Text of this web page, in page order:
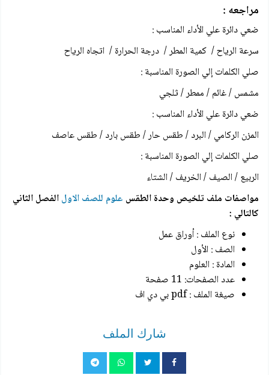
مراجعه :
ضعي دائرة علي الأداء المناسب :
سرعة الرياح / کمية المطر / درجة الحرارة / اتجاه الرياح
صلي الكلمات إلي الصورة المناسبة :
مشمس / غائم / ممطر / ثلجي
ضعي دائرة علي الأداء المناسب :
المزن الركامي / البرد / طقس حار / طقس بارد / طقس عاصف
صلي الكلمات إلي الصورة المناسبة :
الربيع / الصيف / الخريف / الشتاء
مواصفات ملف تلخيص وحدة الطقس علوم للصف الاولالفصل الثاني
كالتالي :
نوع الملف : أوراق عمل
الصف : الأول
المادة : العلوم
عدد الصفحات: 11 صفحة
صيغة الملف : pdf بي دي اف
شارك الملف